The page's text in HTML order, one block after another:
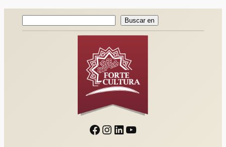
Buscar en
Facebook Instagram LinkedIn YouTube